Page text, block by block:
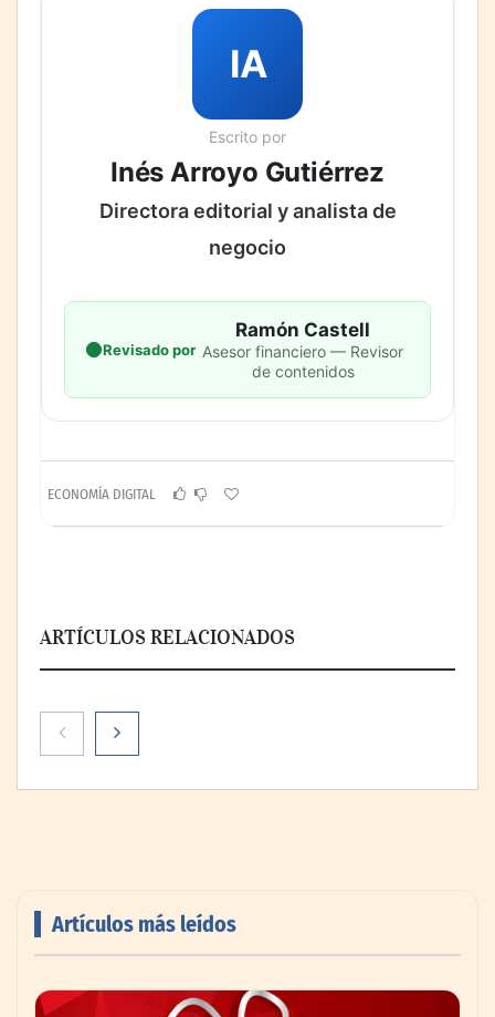
IA
Escrito por
Inés Arroyo Gutiérrez
Directora editorial y analista de
negocio
Revisado por
Ramón Castell
Asesor financiero — Revisor
de contenidos
ECONOMÍA DIGITAL
ARTÍCULOS RELACIONADOS
La peluquería felina se consolida como una
especialidad muy demandada en el sector
Artículos más leídos